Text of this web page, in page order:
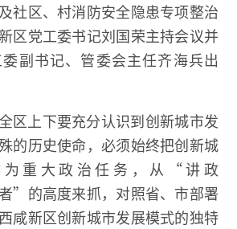
社区、村消防安全隐患专项整治
区党工委书记刘国荣主持会议并
副书记、管委会主任齐海兵出
区上下要充分认识到创新城市发
的历史使命，必须始终把创新城
为重大政治任务，从“讲政
”的高度来抓，对照省、市部署
咸新区创新城市发展模式的独特